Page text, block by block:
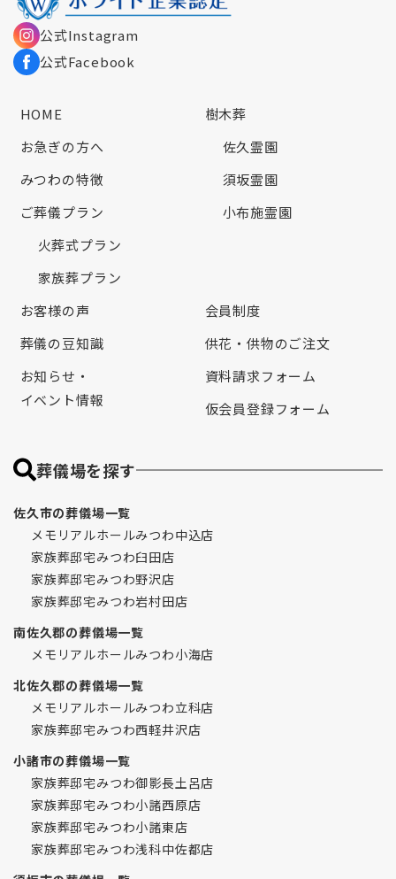
公式Instagram
公式Facebook
HOME
お急ぎの方へ
みつわの特徴
ご葬儀プラン
火葬式プラン
家族葬プラン
樹木葬
佐久霊園
須坂霊園
小布施霊園
お客様の声
葬儀の豆知識
お知らせ・
イベント情報
会員制度
供花・供物のご注文
資料請求フォーム
仮会員登録フォーム
葬儀場を探す
佐久市の葬儀場一覧
メモリアルホールみつわ中込店
家族葬邸宅みつわ臼田店
家族葬邸宅みつわ野沢店
家族葬邸宅みつわ岩村田店
南佐久郡の葬儀場一覧
メモリアルホールみつわ小海店
北佐久郡の葬儀場一覧
メモリアルホールみつわ立科店
家族葬邸宅みつわ西軽井沢店
小諸市の葬儀場一覧
家族葬邸宅みつわ御影長土呂店
家族葬邸宅みつわ小諸西原店
家族葬邸宅みつわ小諸東店
家族葬邸宅みつわ浅科中佐都店